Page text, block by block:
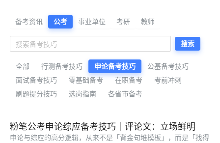
公考备考资料与公告解读
备考资讯 公考 事业单位 考研 教师
搜索
全部 行测备考技巧 申论备考技巧
公基备考技巧
面试备考技巧
零基础备考 在职备考
考前冲刺
刷题提分技巧
选岗指南 各省市备考
最新公考备考资料
粉笔公考申论综应备考技巧｜评论文：立场鲜明
申论与综应的高分逻辑，从来不是「背金句堆模板」，而是「找得